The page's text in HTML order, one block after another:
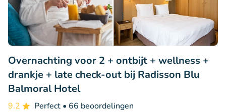
Overnachting voor 2 + ontbijt + wellness +
drankje + late check-out bij Radisson Blu
Balmoral Hotel
9.2 Perfect • 66 beoordelingen